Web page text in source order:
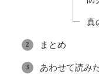
真
まとめ
あわせて読み